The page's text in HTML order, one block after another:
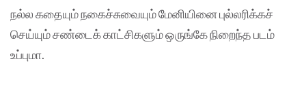
நல்ல கதையும் நகைச்சுவையும் மேனியினை புல்லரிக்கச்
செய்யும் சண்டைக் காட்சிகளும் ஒருங்கே நிறைந்த படம்
உப்புமா.